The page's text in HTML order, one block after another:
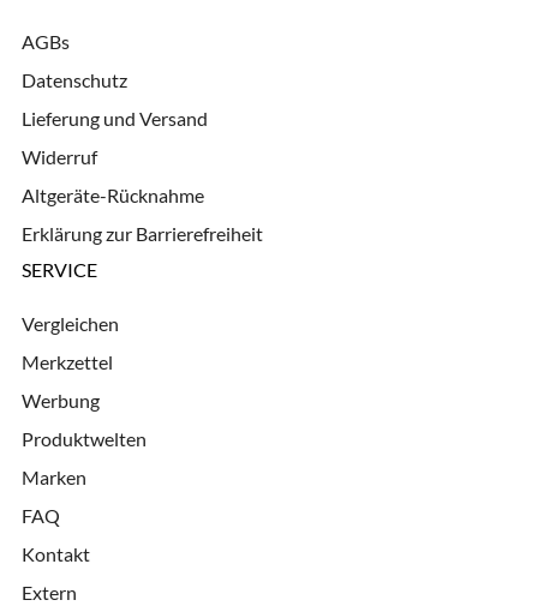
AGBs
Datenschutz
Lieferung und Versand
Widerruf
Altgeräte-Rücknahme
Erklärung zur Barrierefreiheit
SERVICE
Vergleichen
Merkzettel
Werbung
Produktwelten
Marken
FAQ
Kontakt
Extern